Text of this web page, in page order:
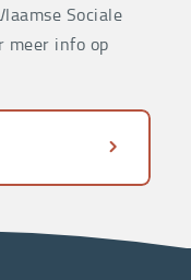
Sociale
meer info op